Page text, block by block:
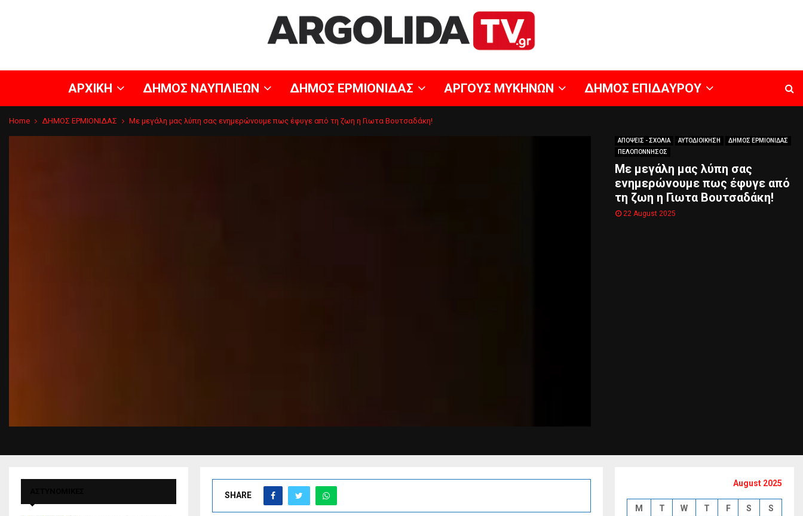
ΑΡΧΙΚΗ ΔΗΜΟΣ ΝΑΥΠΛΙΕΩΝ ΔΗΜΟΣ ΕΡΜΙΟΝΙΔΑΣ ΑΡΓΟΥΣ ΜΥΚΗΝΩΝ ΔΗΜΟΣ ΕΠΙΔΑΥΡΟΥ
Home ΔΗΜΟΣ ΕΡΜΙΟΝΙΔΑΣ Με μεγάλη μας λύπη σας ενημερώνουμε πως έφυγε από τη ζωη η Γιωτα Βουτσαδάκη!
ΑΠΟΨΕΙΣ - ΣΧΟΛΙΑ ΑΥΤΟΔΙΟΙΚΗΣΗ
ΔΗΜΟΣ ΕΡΜΙΟΝΙΔΑΣ
ΠΕΛΟΠΟΝΝΗΣΟΣ
Με μεγάλη μας λύπη σας
ενημερώνουμε πως έφυγε από
τη ζωη η Γιωτα Βουτσαδάκη!
22 August 2025
SHARE
August 2025
M T W T F S S